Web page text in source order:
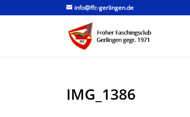
info@ffc-gerlingen.de
IMG_1386